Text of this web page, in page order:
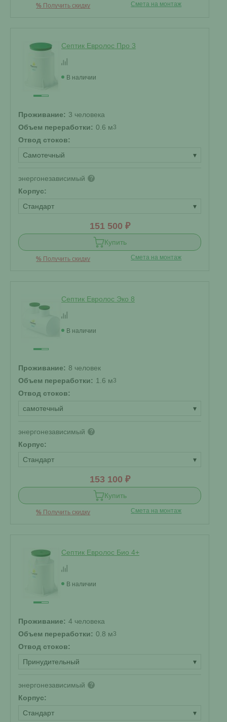
% Получить скидку Смета на монтаж
Септик Евролос Про 3
В наличии
Проживание: 3 человека
Объем переработки: 0.6 м3
Отвод стоков:
Самотечный
▾
энергонезависимый ?
Корпус:
Стандарт
▾
151 500 ₽
Купить
% Получить скидку Смета на монтаж
Септик Евролос Эко 8
В наличии
Проживание: 8 человек
Объем переработки: 1.6 м3
Отвод стоков:
самотечный
▾
энергонезависимый ?
Корпус:
Стандарт
▾
153 100 ₽
Купить
% Получить скидку Смета на монтаж
Септик Евролос Био 4+
В наличии
Проживание: 4 человека
Объем переработки: 0.8 м3
Отвод стоков:
Принудительный
▾
энергонезависимый ?
Корпус:
Стандарт
▾